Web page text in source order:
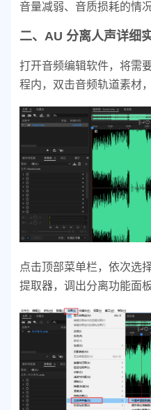
音量减弱、音质损耗的情况
二、AU 分离人声详细
打开音频编辑软件，将需
程内，双击音频轨道素材
点击顶部菜单栏，依次选
提取器，调出分离功能面板